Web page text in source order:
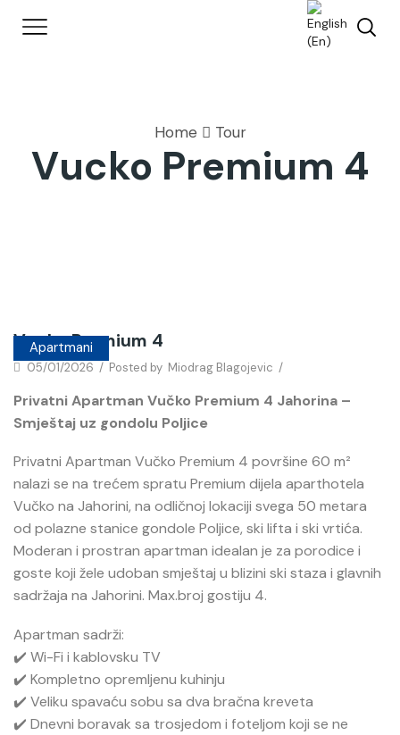
Home Tour
Vucko Premium 4
Apartmani
Vucko Premium 4
05/01/2026 / Posted by Miodrag Blagojevic /
Privatni Apartman Vučko Premium 4 Jahorina –
Smještaj uz gondolu Poljice
Privatni Apartman Vučko Premium 4 površine 60 m²
nalazi se na trećem spratu Premium dijela aparthotela
Vučko na Jahorini, na odličnoj lokaciji svega 50 metara
od polazne stanice gondole Poljice, ski lifta i ski vrtića.
Moderan i prostran apartman idealan je za porodice i
goste koji žele udoban smještaj u blizini ski staza i glavnih
sadržaja na Jahorini. Max.broj gostiju 4.
Apartman sadrži:
✔️ Wi-Fi i kablovsku TV
✔️ Kompletno opremljenu kuhinju
✔️ Veliku spavaću sobu sa dva bračna kreveta
✔️ Dnevni boravak sa trosjedom i foteljom koji se ne